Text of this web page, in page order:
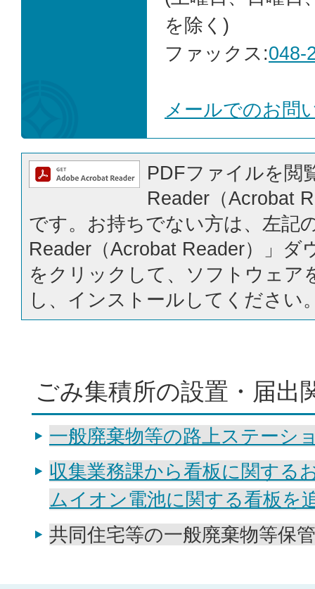
を除く)
ファックス:048-
メールでのお問
PDFファイルを閲
Reader（Acrobat
です。お持ちでない方は、左記
Reader（Acrobat Reader）」ダ
をクリックして、ソフトウェア
し、インストールしてください
ごみ集積所の設置・届出
一般廃棄物等の路上ステーシ
収集業務課から看板に関する
ムイオン電池に関する看板を
共同住宅等の一般廃棄物等保